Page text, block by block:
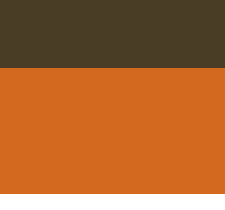
содержанию